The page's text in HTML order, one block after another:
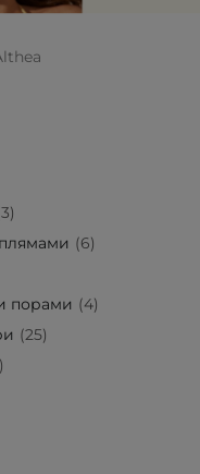
3
6
порами
4
25